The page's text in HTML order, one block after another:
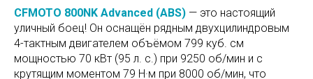
CFMOTO 800NK Advanced (ABS) — это настоящий
уличный боец! Он оснащён рядным двухцилиндровым
4-тактным двигателем объёмом 799 куб. см
мощностью 70 кВт (95 л. с.) при 9250 об/мин и с
крутящим моментом 79 Н·м при 8000 об/мин, что